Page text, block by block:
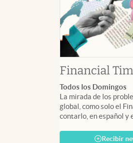
Financial
Todos los Domingos
La mirada de los
global, como solo el
contarlo, en español y
Recibir